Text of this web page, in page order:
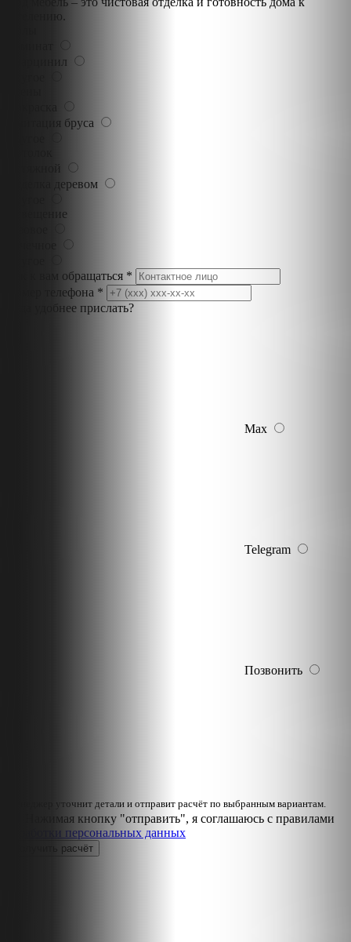
заселению.
Кварцинил
Имитация бруса
Натяжной
Отделка деревом
Освещение
Как к вам обращаться *
Номер телефона *
Куда удобнее прислать?
Max
Telegram
Позвонить
Менеджер уточнит детали и отправит расчёт по выбранным вариантам.
Нажимая кнопку "отправить", я соглашаюсь с правилами
обработки персональных данных